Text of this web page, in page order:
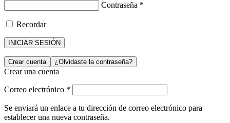
Contraseña *
Recordar
INICIAR SESIÓN
Crear cuenta ¿Olvidaste la contraseña?
Crear una cuenta
Correo electrónico *
Se enviará un enlace a tu dirección de correo electrónico para
establecer una nueva contraseña.